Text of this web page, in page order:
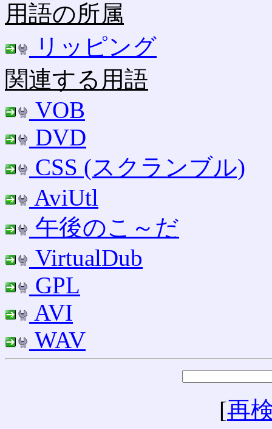
用語の所属
リッピング
関連する用語
VOB
DVD
CSS (スクランブル)
AviUtl
午後のこ～だ
VirtualDub
GPL
AVI
WAV
[再